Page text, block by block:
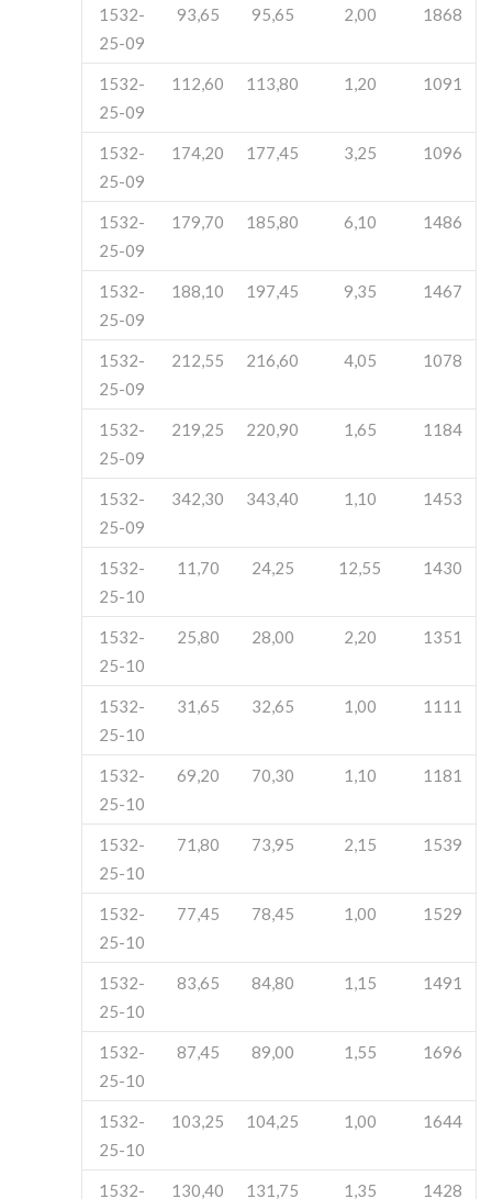
1532-
25-09
93,65 95,65 2,00 1868
1532-
25-09
112,60 113,80 1,20 1091
1532-
25-09
174,20 177,45 3,25 1096
1532-
25-09
179,70 185,80 6,10 1486
1532-
25-09
188,10 197,45 9,35 1467
1532-
25-09
212,55 216,60 4,05 1078
1532-
25-09
219,25 220,90 1,65 1184
1532-
25-09
342,30 343,40 1,10 1453
1532-
25-10
11,70 24,25 12,55 1430
1532-
25-10
25,80 28,00 2,20 1351
1532-
25-10
31,65 32,65 1,00 1111
1532-
25-10
69,20 70,30 1,10 1181
1532-
25-10
71,80 73,95 2,15 1539
1532-
25-10
77,45 78,45 1,00 1529
1532-
25-10
83,65 84,80 1,15 1491
1532-
25-10
87,45 89,00 1,55 1696
1532-
25-10
103,25 104,25 1,00 1644
1532-
130,40 131,75 1,35 1428